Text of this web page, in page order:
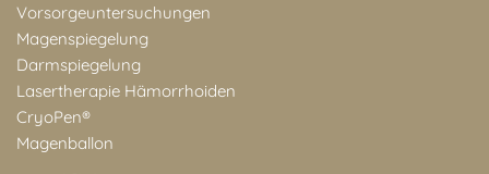
Vorsorgeuntersuchungen
Magenspiegelung
Darmspiegelung
Lasertherapie Hämorrhoiden
CryoPen®
Magenballon